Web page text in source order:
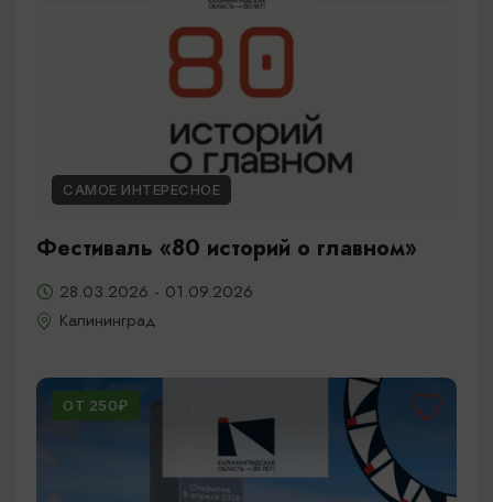
САМОЕ ИНТЕРЕСНОЕ
Фестиваль «80 историй о главном»
28.03.2026 - 01.09.2026
Калининград
ОТ 250₽